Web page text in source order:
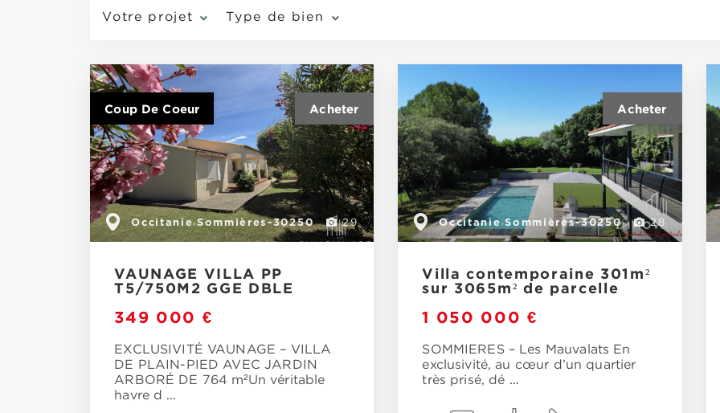
Votre projet Type de bien
29
Occitanie,Sommières-30250
Coup De Coeur
VAUNAGE VILLA PP
T5/750M2 GGE DBLE
349 000 €
EXCLUSIVITÉ VAUNAGE – VILLA
DE PLAIN-PIED AVEC JARDIN
ARBORÉ DE 764 m²Un véritable
havre d …
28
Occitanie , Sommières-30250
Villa contemporaine 301m²
sur 3065m² de parcelle
1 050 000 €
SOMMIERES – Les Mauvalats En
exclusivité, au cœur d’un quartier
très prisé, dé …